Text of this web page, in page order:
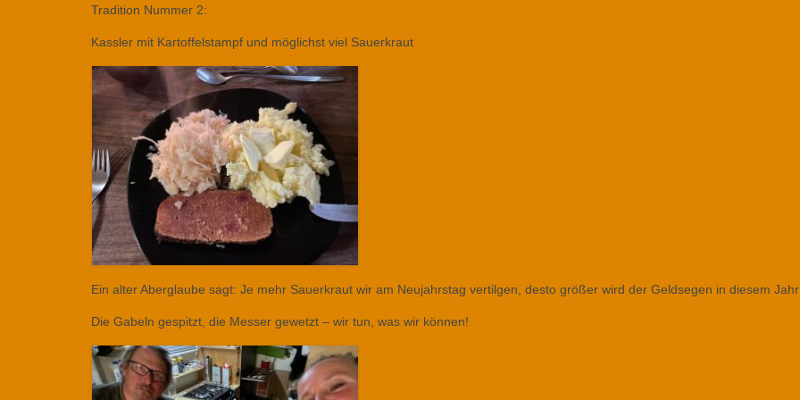
Tradition Nummer 2:
Kassler mit Kartoffelstampf und möglichst viel Sauerkraut
Ein alter Aberglaube sagt: Je mehr Sauerkraut wir am Neujahrstag vertilgen, desto größer wird der Geldsegen in diesem
Die Gabeln gespitzt, die Messer gewetzt – wir tun, was wir können!